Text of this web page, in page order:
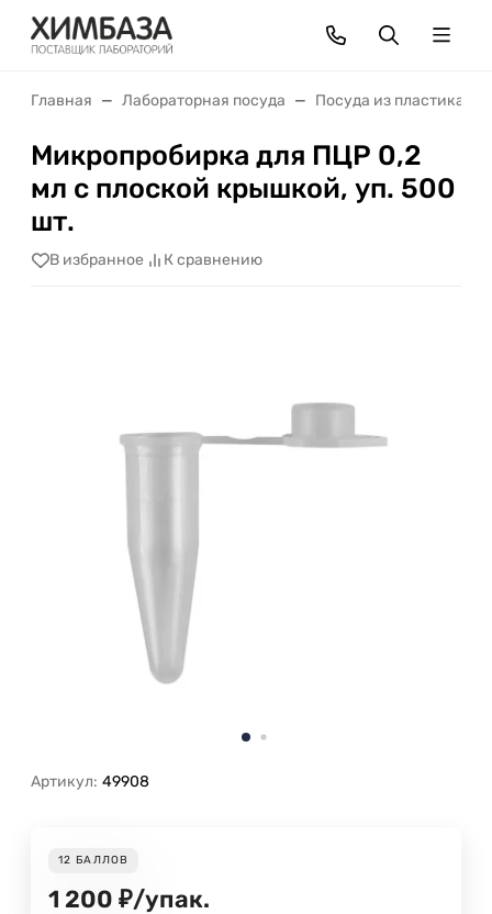
Главная Лабораторная посуда Посуда из пластика
Микропробирка для ПЦР 0,2
мл с плоской крышкой, уп. 500
шт.
В избранное К сравнению
Артикул: 49908
12 БАЛЛОВ
1 200 ₽/упак.